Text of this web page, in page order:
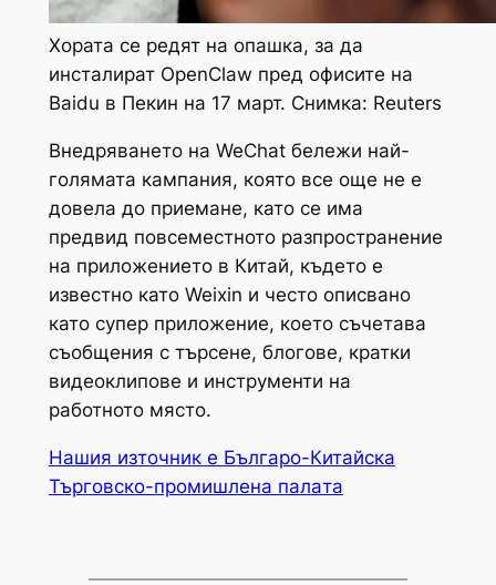
Хората се редят на опашка, за да
инсталират OpenClaw пред офисите на
Baidu в Пекин на 17 март. Снимка: Reuters
Внедряването на WeChat бележи най-
голямата кампания, която все още не е
довела до приемане, като се има
предвид повсеместното разпространение
на приложението в Китай, където е
известно като Weixin и често описвано
като супер приложение, което съчетава
съобщения с търсене, блогове, кратки
видеоклипове и инструменти на
работното място.
Нашия източник е Българо-Китайска
Търговско-промишлена палaта